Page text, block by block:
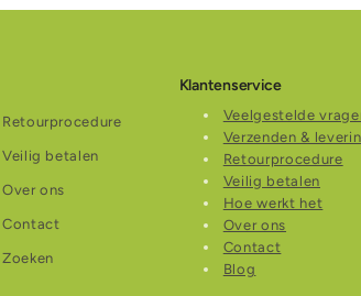
Retourprocedure
Veilig betalen
Over ons
Contact
Zoeken
Klantenservice
Veelgestelde
Verzenden &
Retourprocedure
Veilig betalen
Hoe werkt het
Over ons
Contact
Blog